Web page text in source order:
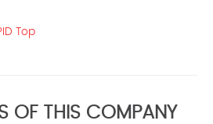
Top
OF THIS COMPANY